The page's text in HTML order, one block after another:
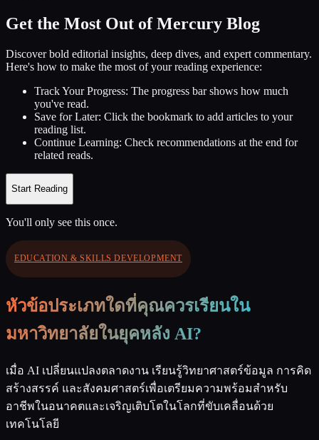
Get the Most Out of Mercury Blog
Discover bold editorial insights, deep dives, and expert commentary.
Here's how to make the most of your reading experience:
Track Your Progress: The progress bar shows how much
you've read.
Save for Later: Click the bookmark to add articles to your
reading list.
Continue Learning: Check recommendations at the end for
related reads.
Start Reading
You'll only see this once.
EDUCATION & SKILLS DEVELOPMENT
หัวข้อประเภทใดที่คุณควรเรียนใน
มหาวิทยาลัยในยุคหลัง AI?
เมื่อ AI เปลี่ยนแปลงตลาดงาน เรียนรู้วิทยาศาสตร์ข้อมูล การคิด
สร้างสรรค์ และสังคมศาสตร์เพื่อเตรียมความพร้อมสำหรับ
อาชีพในอนาคตและเจริญเติบโตในโลกที่ขับเคลื่อนด้วย
เทคโนโลยี